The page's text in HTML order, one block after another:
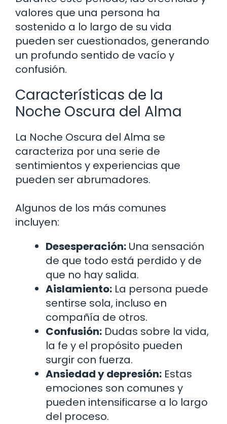
valores que una persona ha
sostenido a lo largo de su vida
pueden ser cuestionados, generando
un profundo sentido de vacío y
confusión.
Características de la
Noche Oscura del Alma
La Noche Oscura del Alma se
caracteriza por una serie de
sentimientos y experiencias que
pueden ser abrumadores.
Algunos de los más comunes
incluyen:
Desesperación: Una sensación
de que todo está perdido y de
que no hay salida.
Aislamiento: La persona puede
sentirse sola, incluso en
compañía de otros.
Confusión: Dudas sobre la vida,
la fe y el propósito pueden
surgir con fuerza.
Ansiedad y depresión: Estas
emociones son comunes y
pueden intensificarse a lo largo
del proceso.